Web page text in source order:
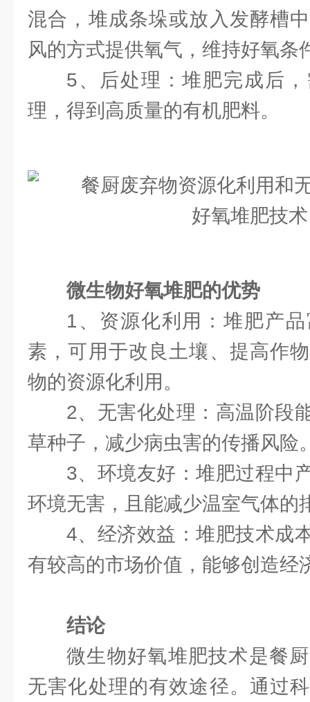
混合，堆成条垛或放入发酵槽
风的方式提供氧气，维持好氧条
5、后处理：堆肥完成后
理，得到高质量的有机肥料。
微生物好氧堆肥的优势
1、资源化利用：堆肥产
素，可用于改良土壤、提高作
物的资源化利用。
2、无害化处理：高温阶段
草种子，减少病虫害的传播风险
3、环境友好：堆肥过程中
环境无害，且能减少温室气体的
4、经济效益：堆肥技术成
有较高的市场价值，能够创造经
结论
微生物好氧堆肥技术是餐
无害化处理的有效途径。通过